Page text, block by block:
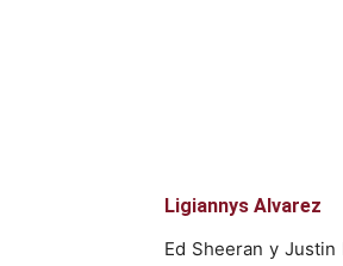
Ligiannys Alvarez
Ed Sheeran y